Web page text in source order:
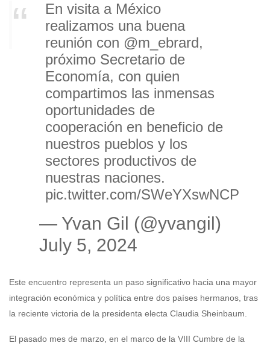
En visita a México
realizamos una buena
reunión con @m_ebrard,
próximo Secretario de
Economía, con quien
compartimos las inmensas
oportunidades de
cooperación en beneficio de
nuestros pueblos y los
sectores productivos de
nuestras naciones.
pic.twitter.com/SWeYXswNCP
— Yvan Gil (@yvangil)
July 5, 2024
Este encuentro representa un paso significativo hacia una mayor
integración económica y política entre dos países hermanos, tras
la reciente victoria de la presidenta electa Claudia Sheinbaum.
El pasado mes de marzo, en el marco de la VIII Cumbre de la